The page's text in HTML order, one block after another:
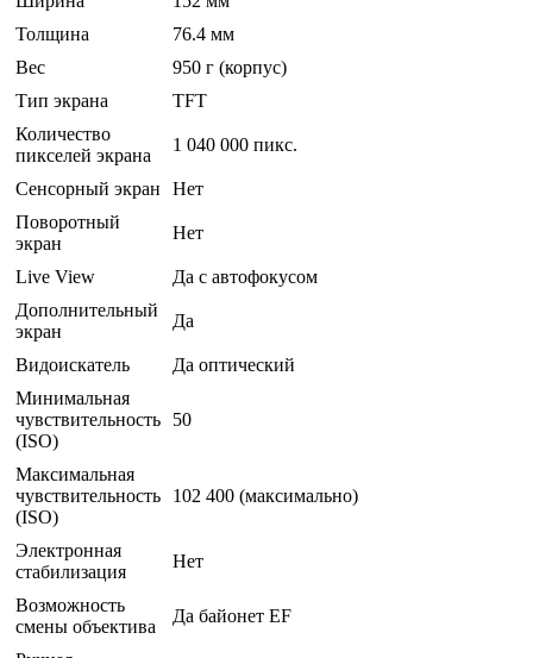
Толщина
76.4 мм
Вес
950 г (корпус)
Тип экрана
TFT
Количество
пикселей экрана
1 040 000 пикс.
Сенсорный экран
Нет
Поворотный
экран
Нет
Live View
Да с автофокусом
Дополнительный
экран
Да
Видоискатель
Да оптический
Минимальная
чувствительность
(ISO)
50
Максимальная
чувствительность
(ISO)
102 400 (максимально)
Электронная
стабилизация
Нет
Возможность
смены объектива
Да байонет EF